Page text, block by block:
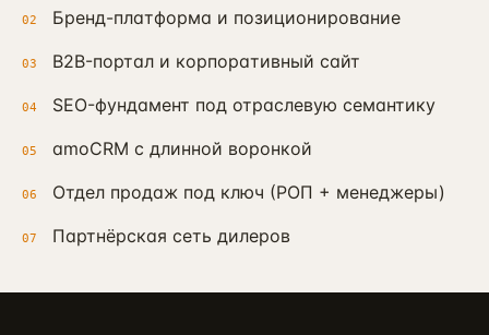
02 Бренд-платформа и позиционирование
03 B2B-портал и корпоративный сайт
04 SEO-фундамент под отраслевую семантику
05 amoCRM с длинной воронкой
06 Отдел продаж под ключ (РОП + менеджеры)
07 Партнёрская сеть дилеров